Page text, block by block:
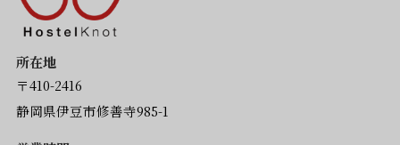
所在地
〒410-2416
静岡県伊豆市修善寺985-1